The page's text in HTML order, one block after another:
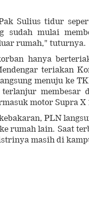
Sulius tidur
sudah mulai
rumah," tuturnya.
hanya
teriakan
menuju ke
membesar
motor Supra X
PLN
rumah lain. Saat
masih di